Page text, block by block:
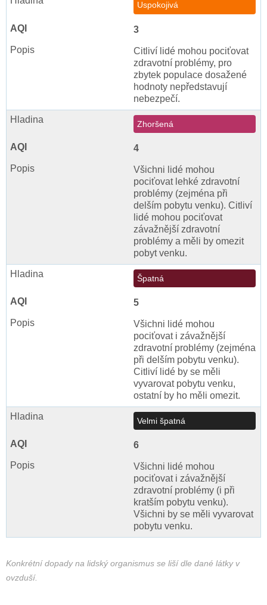
Uspokojivá
3
Citliví lidé mohou pociťovat
zdravotní problémy, pro
zbytek populace dosažené
hodnoty nepředstavují
nebezpečí.
Zhoršená
4
Všichni lidé mohou
pociťovat lehké zdravotní
problémy (zejména při
delším pobytu venku). Citliví
lidé mohou pociťovat
závažnější zdravotní
problémy a měli by omezit
pobyt venku.
Špatná
5
Všichni lidé mohou
pociťovat i závažnější
zdravotní problémy (zejména
při delším pobytu venku).
Citliví lidé by se měli
vyvarovat pobytu venku,
ostatní by ho měli omezit.
Velmi špatná
6
Všichni lidé mohou
pociťovat i závažnější
zdravotní problémy (i při
kratším pobytu venku).
Všichni by se měli vyvarovat
pobytu venku.
Konkrétní dopady na lidský organismus se liší dle dané látky v
ovzduší.